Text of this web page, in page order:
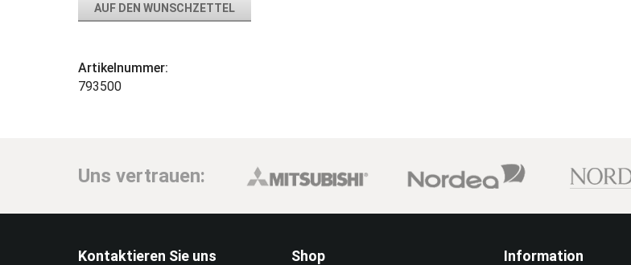
AUF DEN WUNSCHZETTEL
Artikelnummer:
793500
Uns vertrauen:
Kontaktieren Sie uns Shop Information